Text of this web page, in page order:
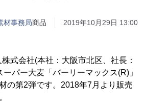
材事務局商品 2019年10月29日 13:00
式会社(本社：大阪市北区、社長：
パー大麦「バーリーマックス(R)」
の第2弾です。2018年7月より販売